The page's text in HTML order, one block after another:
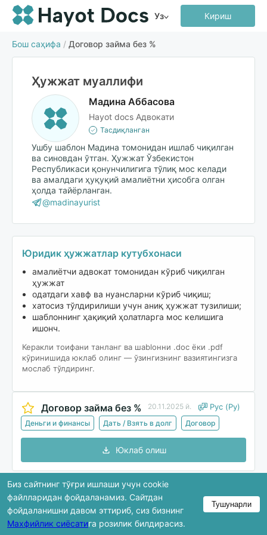
Уз Кириш
Бош саҳифа / Договор займа без %
Ҳужжат муаллифи
Мадина Аббасова
Hayot docs Адвокати
Тасдиқланган
Ушбу шаблон Мадина томонидан ишлаб чиқилган
ва синовдан ўтган. Ҳужжат Ўзбекистон
Республикаси қонунчилигига тўлиқ мос келади
ва амалдаги ҳуқуқий амалиётни ҳисобга олган
ҳолда тайёрланган.
@madinayurist
Юридик ҳужжатлар кутубхонаси
амалиётчи адвокат томонидан кўриб чиқилган
ҳужжат
одатдаги хавф ва нуансларни кўриб чиқиш;
хатосиз тўлдирилиши учун аниқ ҳужжат тузилиши;
шаблоннинг ҳақиқий ҳолатларга мос келишига
ишонч.
Керакли тоифани танланг ва шablонни .doc ёки .pdf
кўринишида юклаб олинг — ўзингизнинг вазиятингизга
мослаб тўлдиринг.
Договор займа без % 20.11.2025 й. Рус (Ру)
Деньги и финансы Дать / Взять в долг Договор
Юклаб олиш
Кўриб чиқишда ҳужжатнинг фақат бир қисми
кўрсатилади. Тўлиқ версия юклаб олингандан кейин
мавжуд бўлади.
Биз сайтнинг тўғри ишлаши учун cookie
файлларидан фойдаланамиз. Сайтдан
фойдаланишни давом эттириб, сиз бизнинг
Махфийлик сиёсатига розилик билдирасиз.
Тушунарли